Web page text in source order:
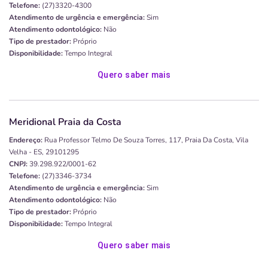
Telefone: (27)3320-4300
Atendimento de urgência e emergência:Sim
Atendimento odontológico: Não
Tipo de prestador: Próprio
Disponibilidade:Tempo Integral
Quero saber mais
Meridional Praia da Costa
Endereço: Rua Professor Telmo De Souza Torres, 117, Praia Da Costa, Vila
Velha - ES, 29101295
CNPJ:39.298.922/0001-62
Telefone: (27)3346-3734
Atendimento de urgência e emergência:Sim
Atendimento odontológico: Não
Tipo de prestador: Próprio
Disponibilidade:Tempo Integral
Quero saber mais